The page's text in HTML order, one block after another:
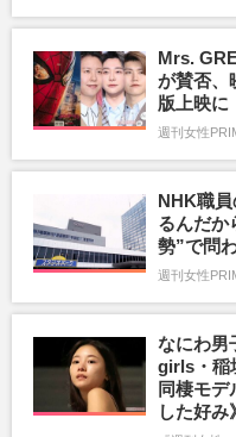
Mrs.
が賛否、
版上映に
週刊女性
NHK職
るんだ
勢”で問
週刊女性
なにわ男
girls・稲
同棲モ
した好み